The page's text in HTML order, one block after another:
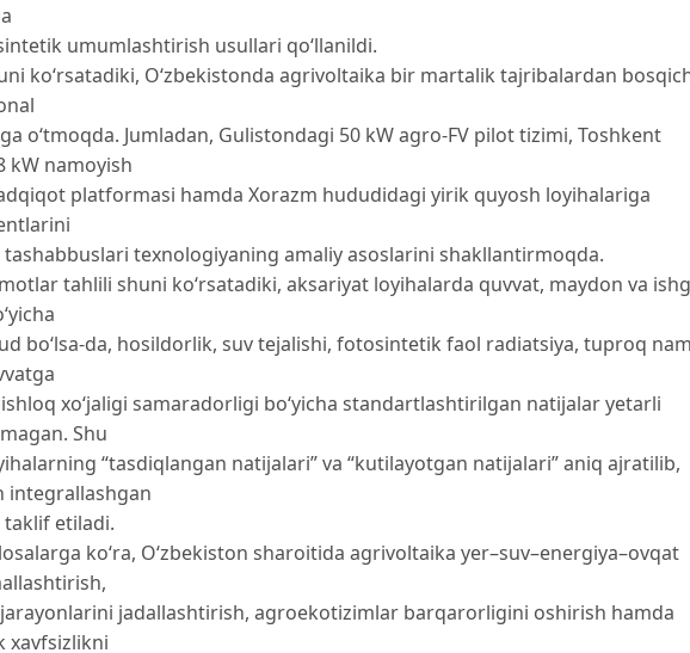
umumlashtirish usullari qo‘llanildi.
ko‘rsatadiki, O‘zbekistonda agrivoltaika bir martalik tajribalardan
o‘tmoqda. Jumladan, Gulistondagi 50 kW agro-FV pilot tizimi, Toshkent
kW namoyish
platformasi hamda Xorazm hududidagi yirik quyosh loyihalariga
texnologiyaning amaliy asoslarini shakllantirmoqda.
tahlili shuni ko‘rsatadiki, aksariyat loyihalarda quvvat, maydon va
bo‘lsa-da, hosildorlik, suv tejalishi, fotosintetik faol radiatsiya, tuproq
xo‘jaligi samaradorligi bo‘yicha standartlashtirilgan natijalar yetarli
Shu
“tasdiqlangan natijalari” va “kutilayotgan natijalari” aniq ajratilib,
integrallashgan
etiladi.
ko‘ra, O‘zbekiston sharoitida agrivoltaika yer–suv–energiya–ovqat
jadallashtirish, agroekotizimlar barqarorligini oshirish hamda
xavfsizlikni